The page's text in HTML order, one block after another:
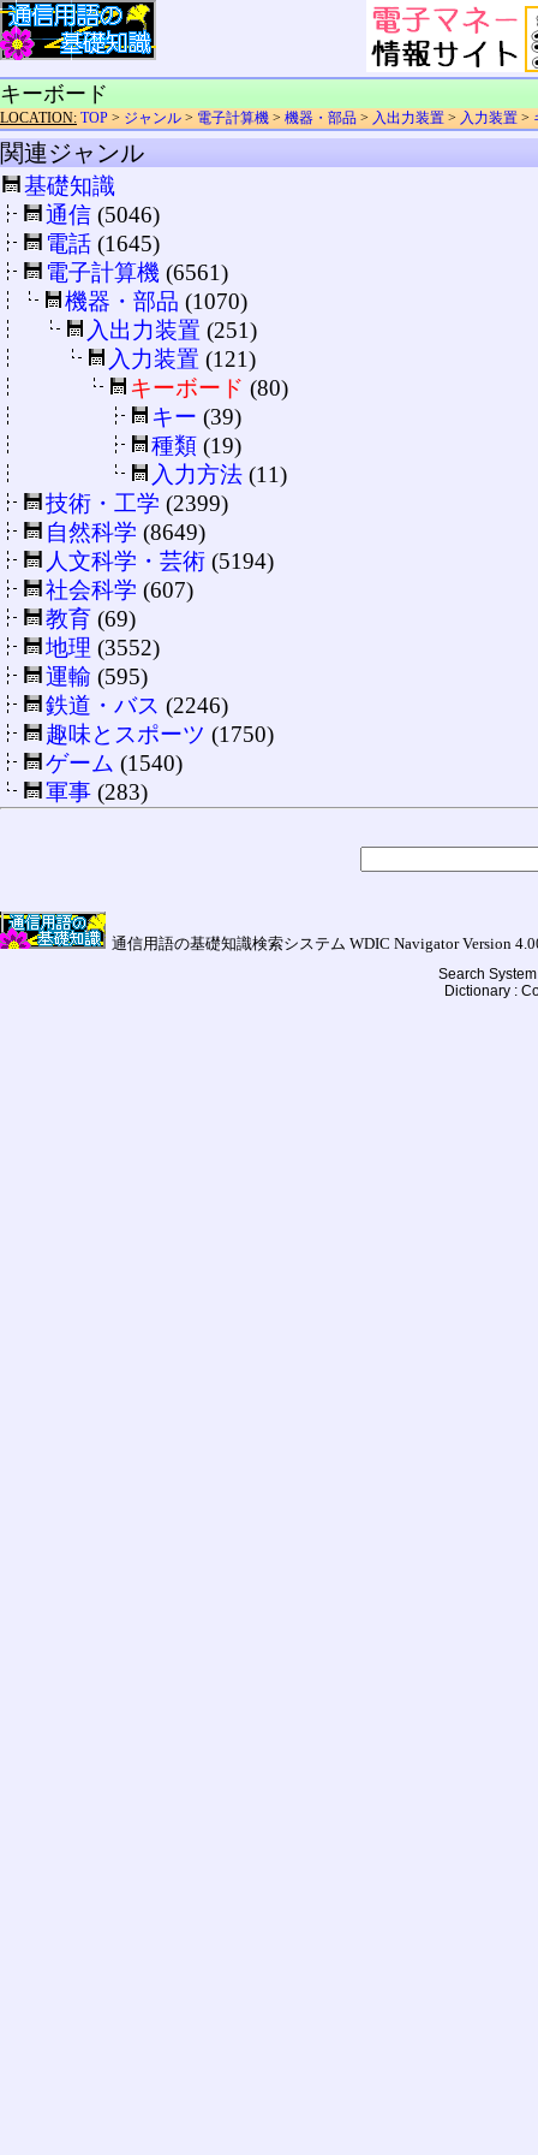
キーボード
LOCATION: TOP > ジャンル > 電子計算機 > 機器・部品 > 入出力装置 > 入力装置 >
関連ジャンル
基礎知識
通信 (5046)
電話 (1645)
電子計算機 (6561)
機器・部品 (1070)
入出力装置 (251)
入力装置 (121)
キーボード (80)
キー (39)
種類 (19)
入力方法 (11)
技術・工学 (2399)
自然科学 (8649)
人文科学・芸術 (5194)
社会科学 (607)
教育 (69)
地理 (3552)
運輸 (595)
鉄道・バス (2246)
趣味とスポーツ (1750)
ゲーム (1540)
軍事 (283)
通信用語の基礎知識検索システム WDIC Navigator Version
Search
Dictionary :